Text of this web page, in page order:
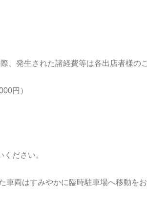
発生された諸経費等は各出店者様の
円）
ださい。
両はすみやかに臨時駐車場へ移動を